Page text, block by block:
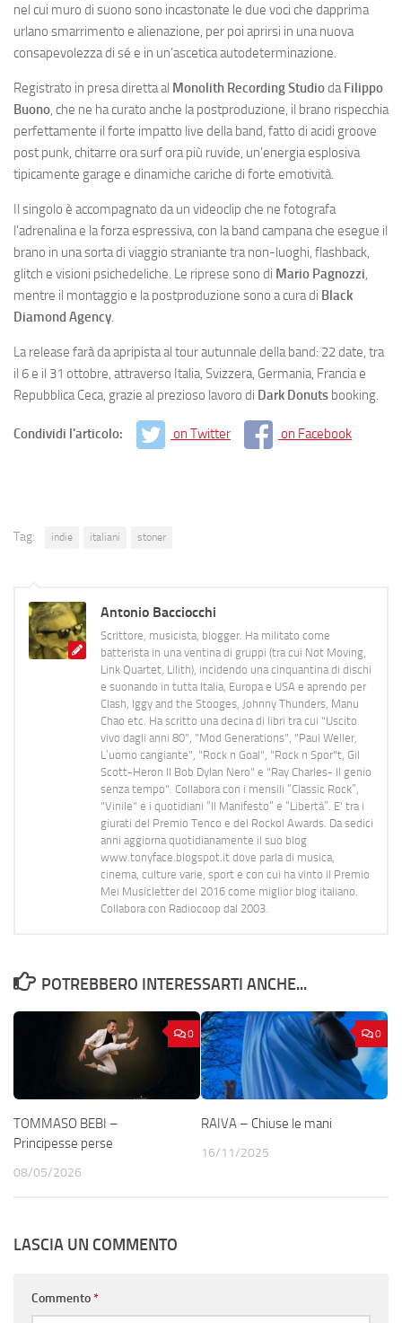
nel cui muro di suono sono incastonate le due voci che dapprima
urlano smarrimento e alienazione, per poi aprirsi in una nuova
consapevolezza di sé e in un’ascetica autodeterminazione.
Registrato in presa diretta al Monolith Recording StudiodaFilippo
Buono, che ne ha curato anche la postproduzione, il brano rispecchia
perfettamente il forte impatto live della band, fatto di acidi groove
post punk, chitarre ora surf ora più ruvide, un’energia esplosiva
tipicamente garage e dinamiche cariche di forte emotività.
Il singolo è accompagnato da un videoclip che ne fotografa
l’adrenalina e la forza espressiva, con la band campana che esegue il
brano in una sorta di viaggio straniante tra non-luoghi, flashback,
glitch e visioni psichedeliche. Le riprese sono di Mario Pagnozzi,
mentre il montaggio e la postproduzione sono a cura di Black
Diamond Agency.
La release farà da apripista al tour autunnale della band: 22 date, tra
il 6 e il 31 ottobre, attraverso Italia, Svizzera, Germania, Francia e
Repubblica Ceca, grazie al prezioso lavoro di Dark Donuts booking.
Condividi l'articolo: on Twitter on Facebook
Tag: indie italiani stoner
Antonio Bacciocchi
Scrittore, musicista, blogger. Ha militato come
batterista in una ventina di gruppi (tra cui Not Moving,
Link Quartet, Lilith), incidendo una cinquantina di dischi
e suonando in tutta Italia, Europa e USA e aprendo per
Clash, Iggy and the Stooges, Johnny Thunders, Manu
Chao etc. Ha scritto una decina di libri tra cui "Uscito
vivo dagli anni 80", "Mod Generations", "Paul Weller,
L’uomo cangiante", "Rock n Goal", "Rock n Spor"t, Gil
Scott-Heron Il Bob Dylan Nero" e "Ray Charles- Il genio
senza tempo". Collabora con i mensili “Classic Rock”,
"Vinile" e i quotidiani “Il Manifesto” e “Libertà”. E' tra i
giurati del Premio Tenco e del Rockol Awards. Da sedici
anni aggiorna quotidianamente il suo blog
www.tonyface.blogspot.it dove parla di musica,
cinema, culture varie, sport e con cui ha vinto il Premio
Mei Musicletter del 2016 come miglior blog italiano.
Collabora con Radiocoop dal 2003.
POTREBBERO INTERESSARTI ANCHE...
0
TOMMASO BEBI –
Principesse perse
08/05/2026
0
RAIVA – Chiuse le mani
16/11/2025
LASCIA UN COMMENTO
Commento*